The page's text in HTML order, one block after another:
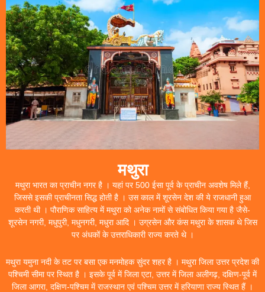
मथुरा
मथुरा भारत का प्राचीन नगर है । यहां पर 500 ईसा पूर्व के प्राचीन अवशेष मिले हैं,
जिससे इसकी प्राचीनता सिद्ध होती है । उस काल में शूरसेन देश की ये राजधानी हुआ
करती थी । पौराणिक साहित्य में मथुरा को अनेक नामों से संबोधित किया गया है जैसे-
शूरसेन नगरी, मधुपुरी, मधुनगरी, मधुरा आदि । उग्रसेन और कंस मथुरा के शासक थे जिस
पर अंधकों के उत्तराधिकारी राज्य करते थे ।
मथुरा यमुना नदी के तट पर बसा एक मनमोहक सुंदर शहर है । मथुरा जिला उत्तर प्रदेश की
पश्चिमी सीमा पर स्थित है । इसके पूर्व में जिला एटा, उत्तर में जिला अलीगढ़, दक्षिण-पूर्व में
जिला आगरा, दक्षिण-पश्चिम में राजस्थान एवं पश्चिम उत्तर में हरियाणा राज्य स्थित हैं ।